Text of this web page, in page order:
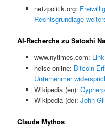
netzpolitik.org:
Rechtsgrundlage
AI-Recherche zu Satoshi
www.nytimes.com:
heise online: Bitcoin-
Unternehmer
Wikipedia (en):
Wikipedia (de): John
Claude Mythos